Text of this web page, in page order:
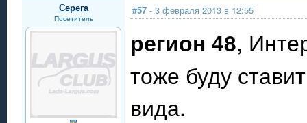
Серега
Посетитель
#57 - 3 февраля 2013 в 12:55
регион 48,
тоже буду
вида.